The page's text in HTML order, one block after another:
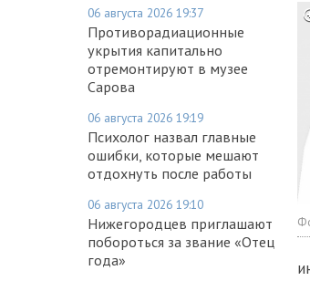
06 августа 2026 19:37
Противорадиационные
укрытия капитально
отремонтируют в музее
Сарова
06 августа 2026 19:19
Психолог назвал главные
ошибки, которые мешают
отдохнуть после работы
06 августа 2026 19:10
Нижегородцев приглашают
побороться за звание «Отец
года»